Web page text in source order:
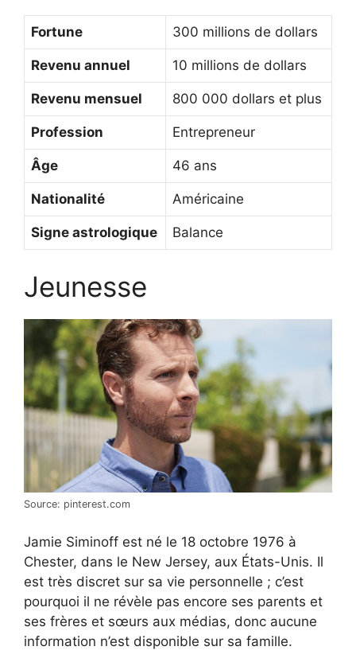
Fortune 300 millions de dollars
Revenu annuel 10 millions de dollars
Revenu mensuel 800 000 dollars et plus
Profession Entrepreneur
Âge 46 ans
Nationalité Américaine
Signe astrologique Balance
Jeunesse
Source: pinterest.com
Jamie Siminoff est né le 18 octobre 1976 à
Chester, dans le New Jersey, aux États-Unis. Il
est très discret sur sa vie personnelle ; c’est
pourquoi il ne révèle pas encore ses parents et
ses frères et sœurs aux médias, donc aucune
information n’est disponible sur sa famille.